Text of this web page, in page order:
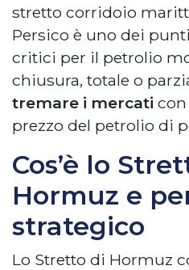
stretto corridoio
Persico è uno dei
critici per il petrolio
chiusura, totale o
tremare i mercati con
prezzo del petrolio di
Cos’è lo
Hormuz e
strategico
Lo Stretto di Hormuz